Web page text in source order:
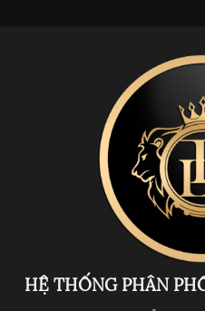
HỆ THỐNG PHÂN